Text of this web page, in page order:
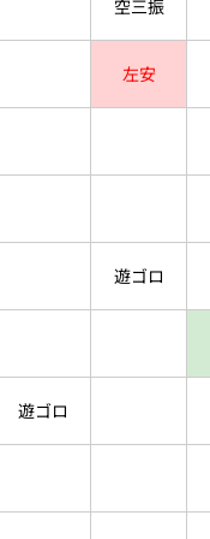
空三振
左安
遊ゴロ
遊ゴロ